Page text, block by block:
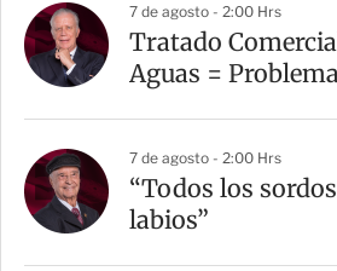
7 de agosto - 2:00 Hrs
Tratado
Aguas =
7 de agosto - 2:00 Hrs
“Todos los
labios”